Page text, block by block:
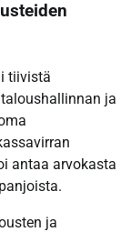
tiivistä
ja
antaa arvokasta
ja